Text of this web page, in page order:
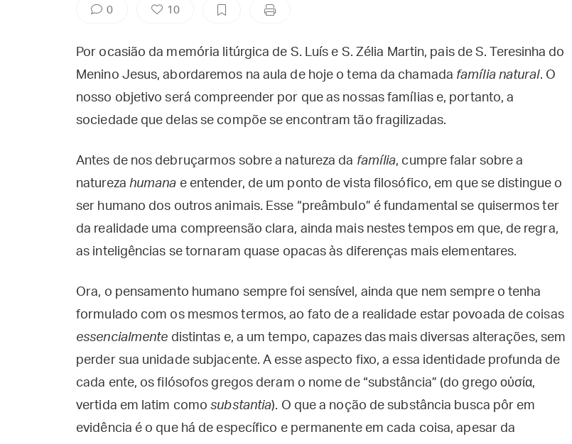
0 10
Por ocasião da memória litúrgica de S. Luís e S. Zélia Martin, pais de S. Teresinha do
Menino Jesus, abordaremos na aula de hoje o tema da chamada família natural. O
nosso objetivo será compreender por que as nossas famílias e, portanto, a
sociedade que delas se compõe se encontram tão fragilizadas.
Antes de nos debruçarmos sobre a natureza da família, cumpre falar sobre a
natureza humana e entender, de um ponto de vista filosófico, em que se distingue o
ser humano dos outros animais. Esse “preâmbulo” é fundamental se quisermos ter
da realidade uma compreensão clara, ainda mais nestes tempos em que, de regra,
as inteligências se tornaram quase opacas às diferenças mais elementares.
Ora, o pensamento humano sempre foi sensível, ainda que nem sempre o tenha
formulado com os mesmos termos, ao fato de a realidade estar povoada de coisas
essencialmente distintas e, a um tempo, capazes das mais diversas alterações, sem
perder sua unidade subjacente. A esse aspecto fixo, a essa identidade profunda de
cada ente, os filósofos gregos deram o nome de “substância” (do grego οὐσία,
vertida em latim comosubstantia). O que a noção de substância busca pôr em
evidência é o que há de específico e permanente em cada coisa, apesar da